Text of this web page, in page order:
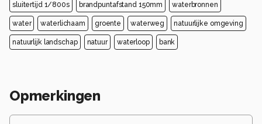
sluitertijd 1/800s brandpuntafstand 150mm waterbronnen
water waterlichaam groente waterweg natuurlijke omgeving
natuurlijk landschap natuur waterloop bank
Opmerkingen